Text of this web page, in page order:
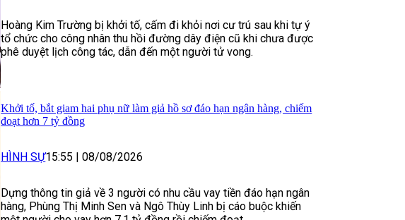
Hoàng Kim Trường bị khởi tố, cấm đi khỏi nơi cư trú sau khi tự ý
tổ chức cho công nhân thu hồi đường dây điện cũ khi chưa được
phê duyệt lịch công tác, dẫn đến một người tử vong.
Khởi tố, bắt giam hai phụ nữ làm giả hồ sơ đáo hạn ngân hàng, chiếm
đoạt hơn 7 tỷ đồng
HÌNH SỰ15:55 | 08/08/2026
Dựng thông tin giả về 3 người có nhu cầu vay tiền đáo hạn ngân
hàng, Phùng Thị Minh Sen và Ngô Thùy Linh bị cáo buộc khiến